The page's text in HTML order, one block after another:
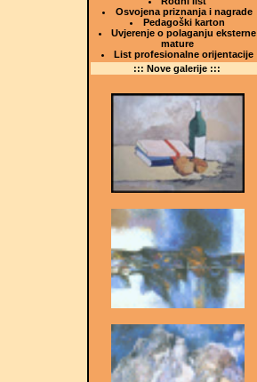
Osvojena priznanja i nagrade
Pedagoški karton
Uvjerenje o polaganju eksterne
mature
List profesionalne orijentacije
::: Nove galerije :::